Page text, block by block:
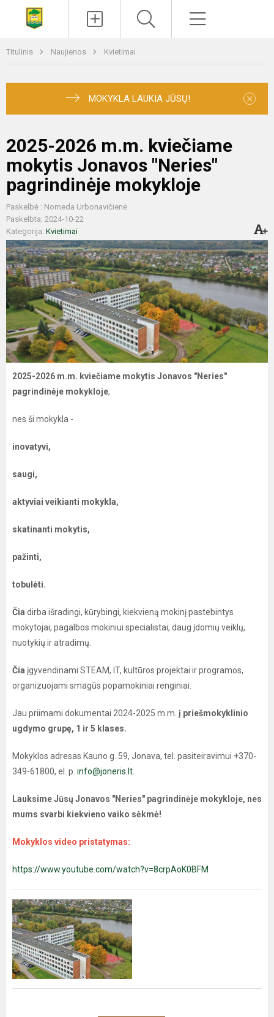
Titulinis Naujienos Kvietimai
MOKYKLA LAUKIA JŪSŲ! ×
2025-2026 m.m. kviečiame
mokytis Jonavos "Neries"
pagrindinėje mokykloje
Paskelbė : Nomeda Urbonavičienė
Paskelbta: 2024-10-22
Kategorija: Kvietimai
2025-2026 m.m. kviečiame mokytis Jonavos "Neries"
pagrindinėje mokykloje,
nes ši mokykla -
inovatyvi,
saugi,
aktyviai veikianti mokykla,
skatinanti mokytis,
pažinti,
tobulėti.
Čia dirba išradingi, kūrybingi, kiekvieną mokinį pastebintys
mokytojai, pagalbos mokiniui specialistai, daug įdomių veiklų,
nuotykių ir atradimų.
Čia įgyvendinami STEAM, IT, kultūros projektai ir programos,
organizuojami smagūs popamokiniai renginiai.
Jau priimami dokumentai 2024-2025 m.m. į priešmokyklinio
ugdymo grupę, 1 ir 5 klases.
Mokyklos adresas Kauno g. 59, Jonava, tel. pasiteiravimui +370-
349-61800, el. p. info@joneris.lt
Lauksime Jūsų Jonavos "Neries" pagrindinėje mokykloje, nes
mums svarbi kiekvieno vaiko sėkmė!
Mokyklos video pristatymas:
https://www.youtube.com/watch?v=8crpAoK0BFM